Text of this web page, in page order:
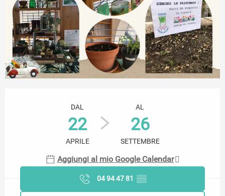
DAL
22
APRILE
AL
26
SETTEMBRE
Aggiungi al mio Google Calendar
04 94 47 81 ▒▒